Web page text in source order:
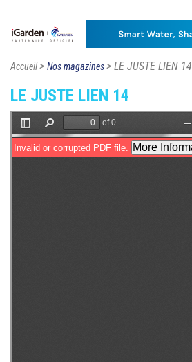
Accueil> Nos magazines> LE JUSTE LIEN 14
LE JUSTE LIEN 14